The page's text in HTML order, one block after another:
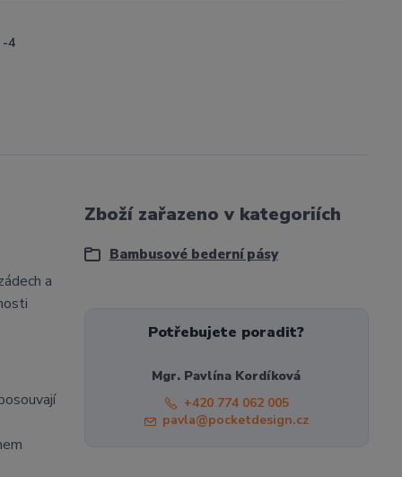
-4
a
Zboží zařazeno v kategoriích
Bambusové bederní pásy
Potřebujete poradit?
Mgr. Pavlína Kordíková
+420 774 062 005
pavla@pocketdesign.cz